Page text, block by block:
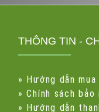
THÔNG TIN -
» Hướng dẫn mua
»Chính sách bảo
» Hướng dẫn